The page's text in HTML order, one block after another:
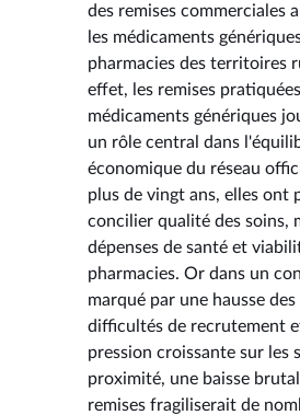
des remises commerciales
les médicaments
pharmacies des territoires
effet, les remises
médicaments génériques
un rôle central dans
économique du réseau
plus de vingt ans, elles ont
concilier qualité des soins,
dépenses de santé et
pharmacies. Or dans un
marqué par une hausse des
difficultés de recrutement
pression croissante sur les
proximité, une baisse
remises fragiliserait de